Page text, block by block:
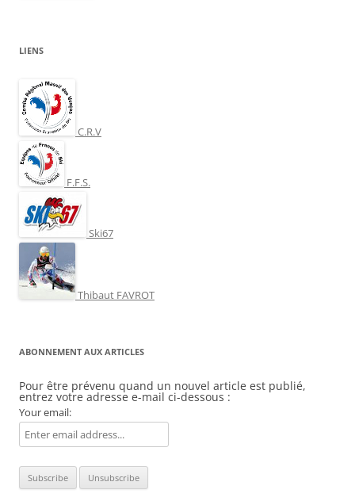
LIENS
C.R.V
F.F.S.
Ski67
Thibaut FAVROT
ABONNEMENT AUX ARTICLES
Pour être prévenu quand un nouvel article est publié,
entrez votre adresse e-mail ci-dessous :
Your email: